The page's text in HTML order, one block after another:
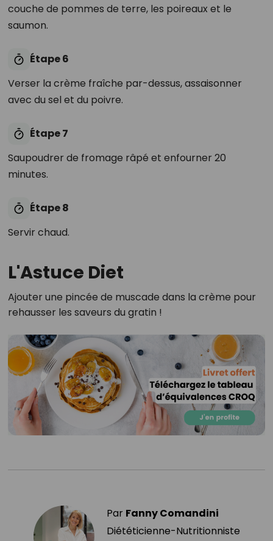
couche de pommes de terre, les poireaux et le
saumon.
Étape 6
Verser la crème fraîche par-dessus, assaisonner
avec du sel et du poivre.
Étape 7
Saupoudrer de fromage râpé et enfourner 20
minutes.
Étape 8
Servir chaud.
L'Astuce Diet
Ajouter une pincée de muscade dans la crème pour
rehausser les saveurs du gratin !
Par Fanny Comandini
Diététicienne-Nutritionniste